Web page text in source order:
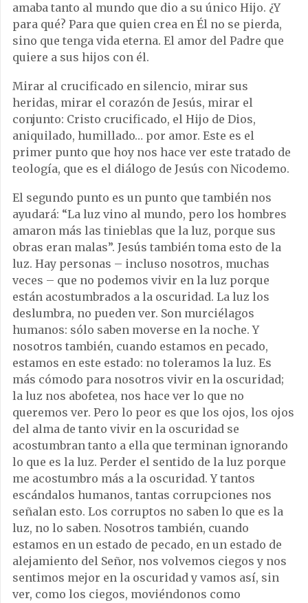
amaba tanto al mundo que dio a su único Hijo. ¿Y
para qué? Para que quien crea en Él no se pierda,
sino que tenga vida eterna. El amor del Padre que
quiere a sus hijos con él.
Mirar al crucificado en silencio, mirar sus
heridas, mirar el corazón de Jesús, mirar el
conjunto: Cristo crucificado, el Hijo de Dios,
aniquilado, humillado… por amor. Este es el
primer punto que hoy nos hace ver este tratado de
teología, que es el diálogo de Jesús con Nicodemo.
El segundo punto es un punto que también nos
ayudará: “La luz vino al mundo, pero los hombres
amaron más las tinieblas que la luz, porque sus
obras eran malas”. Jesús también toma esto de la
luz. Hay personas – incluso nosotros, muchas
veces – que no podemos vivir en la luz porque
están acostumbrados a la oscuridad. La luz los
deslumbra, no pueden ver. Son murciélagos
humanos: sólo saben moverse en la noche. Y
nosotros también, cuando estamos en pecado,
estamos en este estado: no toleramos la luz. Es
más cómodo para nosotros vivir en la oscuridad;
la luz nos abofetea, nos hace ver lo que no
queremos ver. Pero lo peor es que los ojos, los ojos
del alma de tanto vivir en la oscuridad se
acostumbran tanto a ella que terminan ignorando
lo que es la luz. Perder el sentido de la luz porque
me acostumbro más a la oscuridad. Y tantos
escándalos humanos, tantas corrupciones nos
señalan esto. Los corruptos no saben lo que es la
luz, no lo saben. Nosotros también, cuando
estamos en un estado de pecado, en un estado de
alejamiento del Señor, nos volvemos ciegos y nos
sentimos mejor en la oscuridad y vamos así, sin
ver, como los ciegos, moviéndonos como